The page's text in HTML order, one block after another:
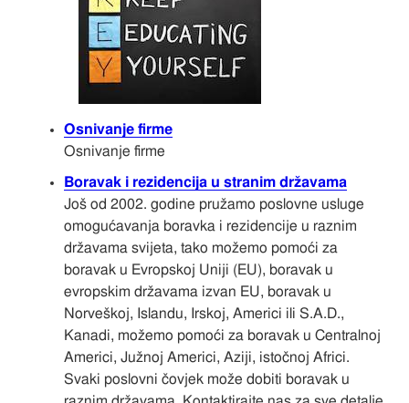
Osnivanje firme
Osnivanje firme
Boravak i rezidencija u stranim državama
Još od 2002. godine pružamo poslovne usluge
omogućavanja boravka i rezidencije u raznim
državama svijeta, tako možemo pomoći za
boravak u Evropskoj Uniji (EU), boravak u
evropskim državama izvan EU, boravak u
Norveškoj, Islandu, Irskoj, Americi ili S.A.D.,
Kanadi, možemo pomoći za boravak u Centralnoj
Americi, Južnoj Americi, Aziji, istočnoj Africi.
Svaki poslovni čovjek može dobiti boravak u